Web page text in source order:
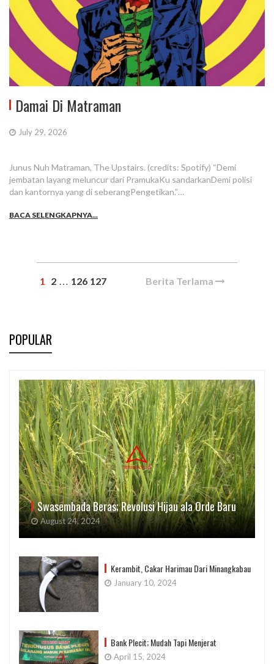
Damai Di Matraman
July 29, 2026
Junus Nuh Matraman, The Upstairs. (credits: Spotify) “Demi
jembatan layang meluncur dari PramukaKu sandarkanDemi polisi
dan kantornya yang di seberangPengetikan.”…
BACA SELENGKAPNYA...
1 2 … 126 127 Berita Terlama
POPULAR
Swasembada Beras; Revolusi Hijau ala Orde Baru
August 24, 2024
Kerambit, Cakar Harimau Dari Minangkabau
January 10, 2024
Bank Plecit; Mudah Tapi Menjerat
April 15, 2024